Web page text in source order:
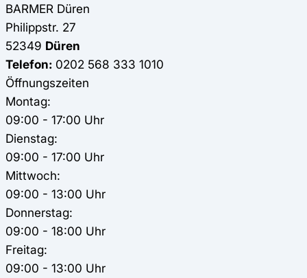
BARMER Düren
Philippstr. 27
52349 Düren
Telefon: 0202 568 333 1010
Öffnungszeiten
Montag:
09:00 - 17:00 Uhr
Dienstag:
09:00 - 17:00 Uhr
Mittwoch:
09:00 - 13:00 Uhr
Donnerstag:
09:00 - 18:00 Uhr
Freitag:
09:00 - 13:00 Uhr